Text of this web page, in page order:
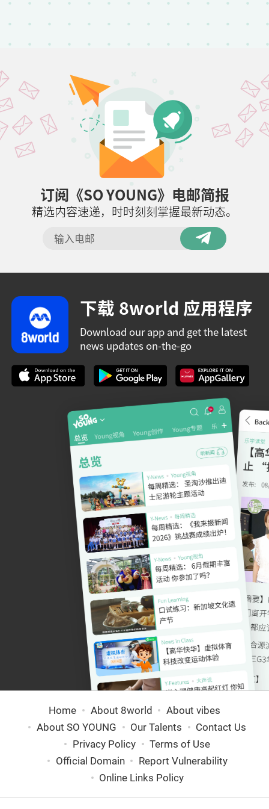
订阅《SO YOUNG》电邮简报
精选内容速递，时时刻刻掌握最新动态。
下载 8world 应用程序
Download our app and get the latest
news updates on-the-go
Home About 8world
About vibes
About SO YOUNG
Our Talents
Contact Us
Privacy Policy
Terms of Use
Official Domain
Report Vulnerability
Online Links Policy